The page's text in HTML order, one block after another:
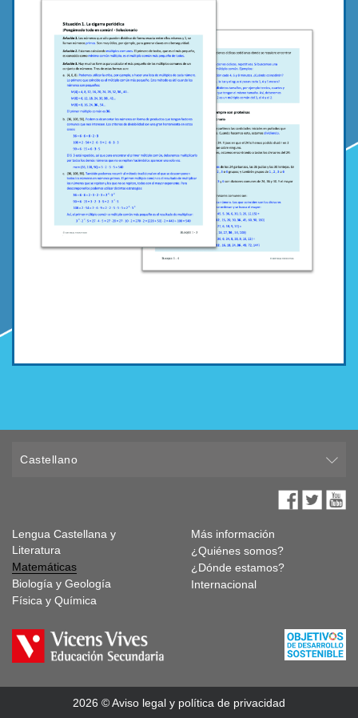
Lengua Castellana y
Literatura
Matemáticas
Biología y Geología
Física y Química
Más información
¿Quiénes somos?
¿Dónde estamos?
Internacional
Castellano
2026 © Aviso legal y política de privacidad